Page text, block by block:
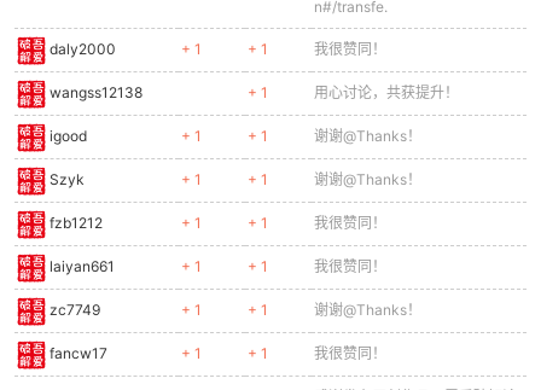
n#/transfe.
daly2000 + 1 + 1 我很赞同！
wangss12138 + 1 用心讨论，共获提升！
igood + 1 + 1 谢谢@Thanks！
Szyk + 1 + 1 谢谢@Thanks！
fzb1212 + 1 + 1 我很赞同！
laiyan661 + 1 + 1 我很赞同！
zc7749 + 1 + 1 谢谢@Thanks！
fancw17 + 1 + 1 我很赞同！